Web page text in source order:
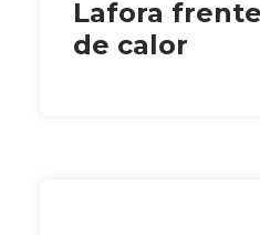
Lafora
de calor